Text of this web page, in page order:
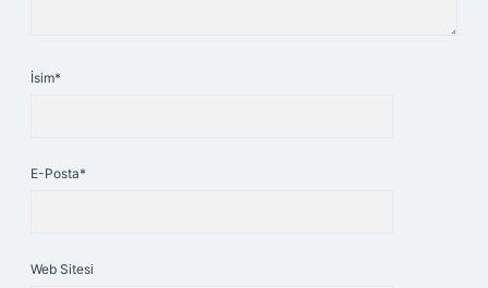
İsim*
E-Posta*
Web Sitesi